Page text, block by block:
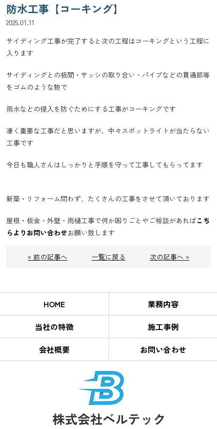
防水工事【コーキング】
2025.01.11
サイディング工事が完了すると次の工程はコーキングという工程に
入ります
サイディングとの板間・サッシの取り合い・パイプなどの貫通部等
をゴムのような物で
雨水などの侵入を防ぐためにする工事がコーキングです
凄く重要な工事だと思いますが、中々スポットライトが当たらない
工事です
今日も職人さんはしっかりと手順を守って工事してもらってます
新築・リフォーム問わず、たくさんの工事をさせて頂いております
屋根・板金・外壁・雨樋工事で何か困りごとやご相談があればこち
らよりお問い合わせお願い致します
« 前の記事へ 一覧に戻る 次の記事へ »
HOME
業務内容
当社の特徴
施工事例
会社概要
お問い合わせ